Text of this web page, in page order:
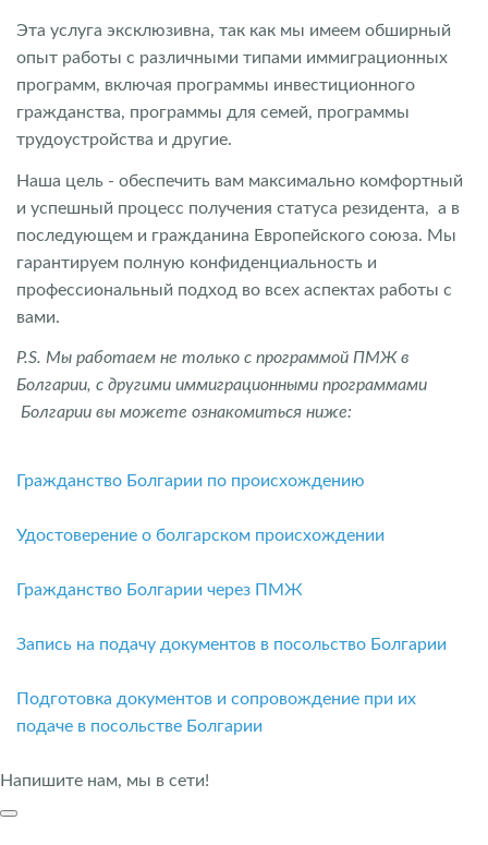
Эта услуга эксклюзивна, так как мы имеем обширный
опыт работы с различными типами иммиграционных
программ, включая программы инвестиционного
гражданства, программы для семей, программы
трудоустройства и другие.
Наша цель - обеспечить вам максимально комфортный
и успешный процесс получения статуса резидента, а в
последующем и гражданина Европейского союза. Мы
гарантируем полную конфиденциальность и
профессиональный подход во всех аспектах работы с
вами.
P.S. Мы работаем не только с программой ПМЖ в
Болгарии, с другими иммиграционными программами
Болгарии вы можете ознакомиться ниже:
Гражданство Болгарии по происхождению
Удостоверение о болгарском происхождении
Гражданство Болгарии через ПМЖ
Запись на подачу документов в посольство Болгарии
Подготовка документов и сопровождение при их
подаче в посольстве Болгарии
Напишите нам, мы в сети!